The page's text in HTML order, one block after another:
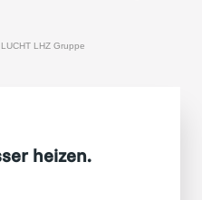
LHZ Gruppe
heizen.